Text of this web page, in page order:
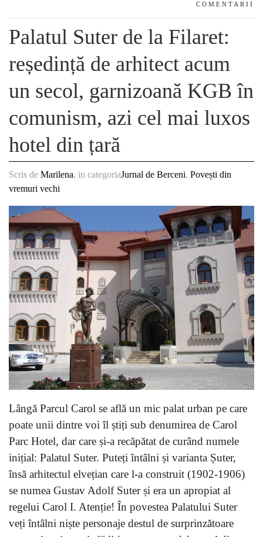
COMENTARII
Palatul Suter de la Filaret:
reședință de arhitect acum
un secol, garnizoană KGB în
comunism, azi cel mai luxos
hotel din țară
Scris de Marilena, in categoriaJurnal de Berceni, Povești din
vremuri vechi
Lângă Parcul Carol se află un mic palat urban pe care
poate unii dintre voi îl știți sub denumirea de Carol
Parc Hotel, dar care și-a recăpătat de curând numele
inițial: Palatul Suter. Puteți întâlni și varianta Șuter,
însă arhitectul elvețian care l-a construit (1902-1906)
se numea Gustav Adolf Suter și era un apropiat al
regelui Carol I. Atenție! În povestea Palatului Suter
veți întâlni niște personaje destul de surprinzătoare